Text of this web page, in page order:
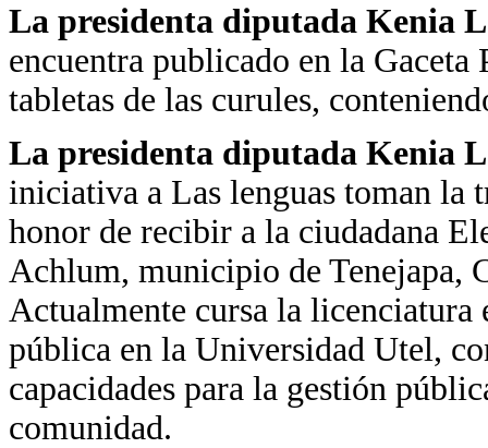
La presidenta diputada Kenia
encuentra publicado en la
tabletas de las curules,
La presidenta diputada Kenia
iniciativa a Las lenguas toman la
honor de recibir a la ciudadana
Achlum, municipio de Tenejapa,
Actualmente cursa la
pública en la Universidad Utel,
capacidades para la gestión
comunidad.